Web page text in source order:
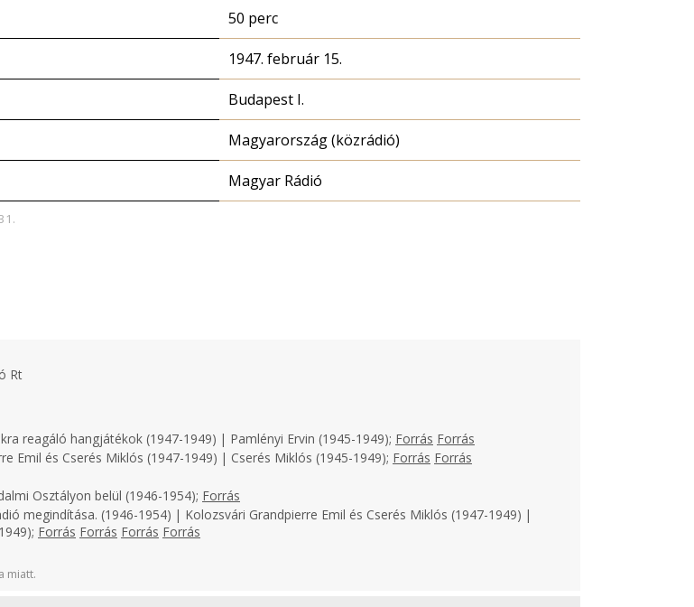
50 perc
1947. február 15.
Budapest I.
Magyarország (közrádió)
Magyar Rádió
Rt
reagáló hangjátékok (1947-1949) | Pamlényi Ervin (1945-1949); Forrás Forrás
Emil és Cserés Miklós (1947-1949) | Cserés Miklós (1945-1949); Forrás Forrás
Osztályon belül (1946-1954); Forrás
megindítása. (1946-1954) | Kolozsvári Grandpierre Emil és Cserés Miklós (1947-1949) |
Forrás Forrás Forrás Forrás
miatt.